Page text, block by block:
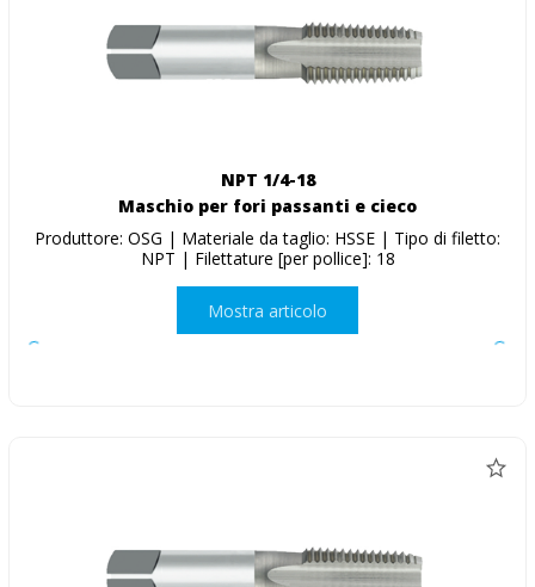
NPT 1/4-18
Maschio per fori passanti e cieco
Produttore: OSG | Materiale da taglio: HSSE | Tipo di filetto:
NPT | Filettature [per pollice]: 18
Mostra articolo